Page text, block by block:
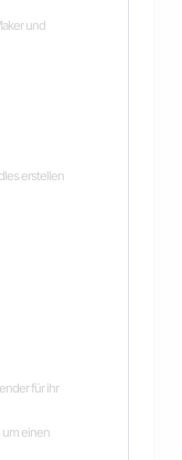
und
erstellen
für ihr
um einen